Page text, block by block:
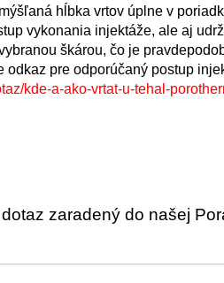
hĺbka vrtov úplne v
vykonania injektáže, ale aj
škárou, čo je
pre odporúčaný postup
kde-a-ako-vrtat-u-tehal-
zaradený do našej